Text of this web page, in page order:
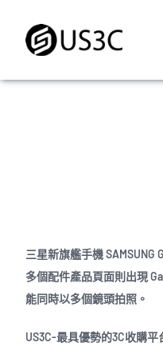
content
三星新旗艦手機
多個配件產品頁面則出現
能同時以多個鏡頭拍照。
US3C-最具優勢的3C收購